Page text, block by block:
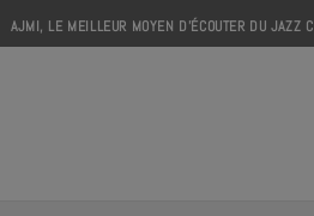
AJMI, LE MEILLEUR MOYEN D'ÉCOUTER DU JAZZ